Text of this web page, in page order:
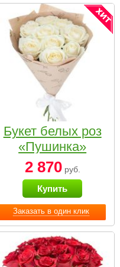
Заказать в один клик
Букет белых роз
«Пушинка»
2 870руб.
Купить